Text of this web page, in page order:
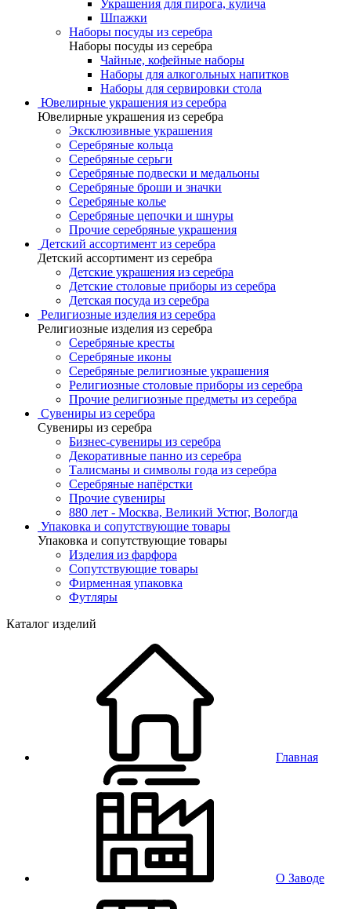
Украшения для пирога, кулича
Шпажки
Наборы посуды из серебра
Наборы посуды из серебра
Чайные, кофейные наборы
Наборы для алкогольных напитков
Наборы для сервировки стола
Ювелирные украшения из серебра
Ювелирные украшения из серебра
Эксклюзивные украшения
Серебряные кольца
Серебряные серьги
Серебряные подвески и медальоны
Серебряные броши и значки
Серебряные колье
Серебряные цепочки и шнуры
Прочие серебряные украшения
Детский ассортимент из серебра
Детский ассортимент из серебра
Детские украшения из серебра
Детские столовые приборы из серебра
Детская посуда из серебра
Религиозные изделия из серебра
Религиозные изделия из серебра
Серебряные кресты
Серебряные иконы
Серебряные религиозные украшения
Религиозные столовые приборы из серебра
Прочие религиозные предметы из серебра
Сувениры из серебра
Сувениры из серебра
Бизнес-сувениры из серебра
Декоративные панно из серебра
Талисманы и символы года из серебра
Серебряные напёрстки
Прочие сувениры
880 лет - Москва, Великий Устюг, Вологда
Упаковка и сопутствующие товары
Упаковка и сопутствующие товары
Изделия из фарфора
Сопутствующие товары
Фирменная упаковка
Футляры
Каталог изделий
Главная
О Заводе